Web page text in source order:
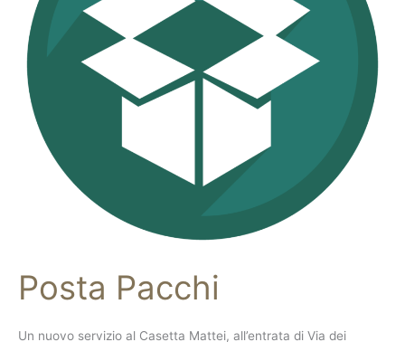
Posta Pacchi
Un nuovo servizio al Casetta Mattei, all’entrata di Via dei